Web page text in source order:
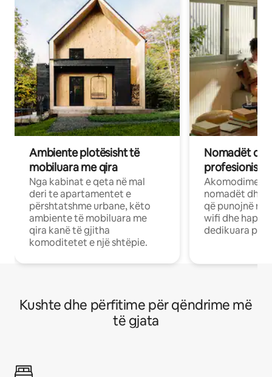
Ambiente plotësisht të
mobiluara me qira
Nga kabinat e qeta në mal
deri te apartamentet e
përshtatshme urbane, këto
ambiente të mobiluara me
qira kanë të gjitha
komoditetet e një shtëpie.
Nomadët
Akomodime
nomadët dhe
që punojnë në
wifi dhe
dedikuara
Kushte dhe përfitime për qëndrime më
të gjata